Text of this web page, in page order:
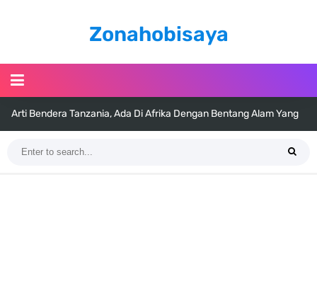
Zonahobisaya
Arti Bendera Tanzania, Ada Di Afrika Dengan Bentang Alam Yang